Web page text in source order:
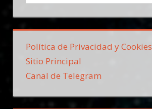
Política de Privacidad y Cookies
Sitio Principal
Canal de Telegram